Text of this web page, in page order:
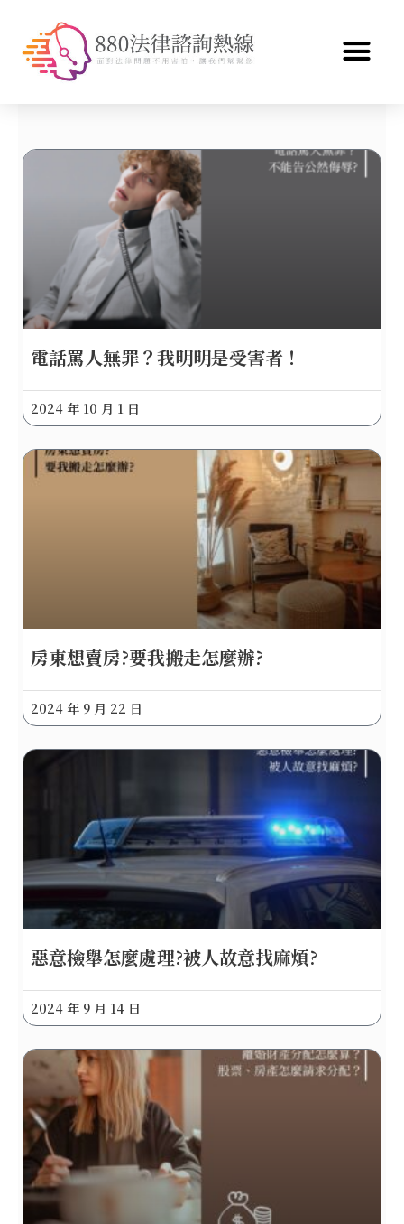
電話罵人無罪？我明明是受害者！
2024 年 10 月 1 日
房東想賣房?要我搬走怎麼辦?
2024 年 9 月 22 日
惡意檢舉怎麼處理?被人故意找麻煩?
2024 年 9 月 14 日